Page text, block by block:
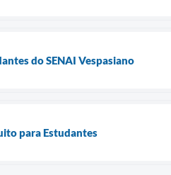
do SENAI Vespasiano
para Estudantes